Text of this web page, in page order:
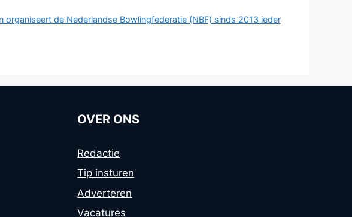
de Nederlandse Bowlingfederatie (NBF) sinds 2013 ieder
OVER ONS
Redactie
Tip insturen
Adverteren
Vacatures